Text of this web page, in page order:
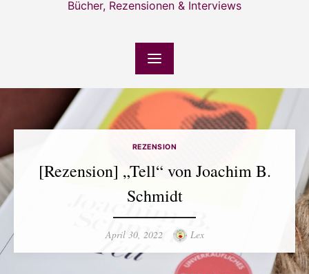
Bücher, Rezensionen & Interviews
REZENSION
[Rezension] „Tell“ von Joachim B.
Schmidt
Posted
April 30, 2022 Author
Lex